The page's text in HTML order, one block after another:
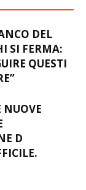
DEL
SI FERMA:
QUESTI
D